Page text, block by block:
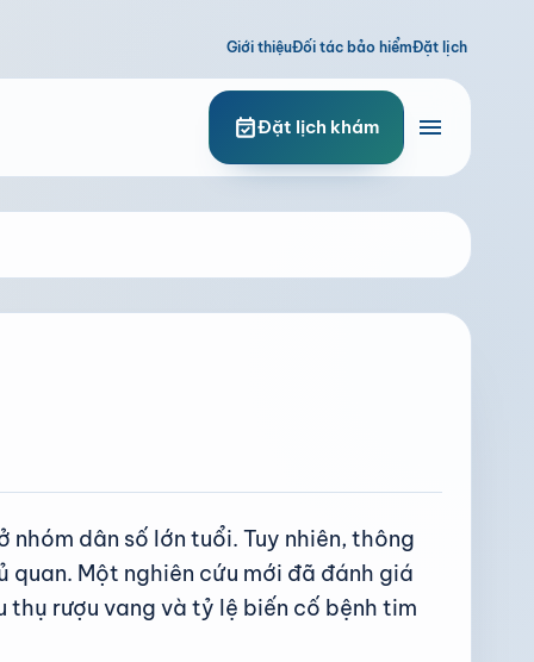
Giới thiệuĐối tác bảo hiểmĐặt lịch
event_availableĐặt lịch khám menu
dân số lớn tuổi. Tuy nhiên, thông
Một nghiên cứu mới đã đánh giá
rượu vang và tỷ lệ biến cố bệnh tim